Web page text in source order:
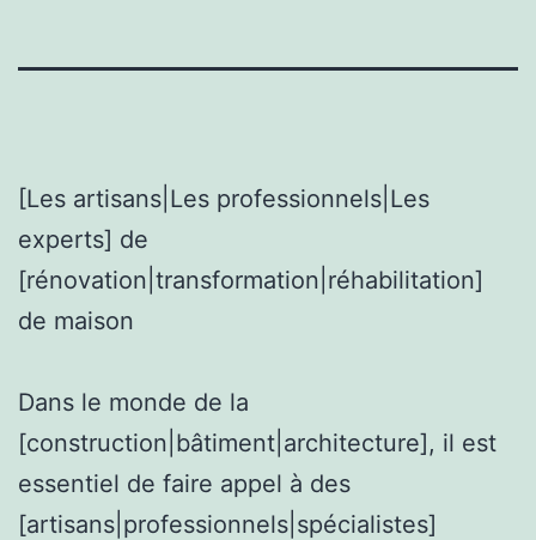
[Les artisans|Les professionnels|Les
experts] de
[rénovation|transformation|réhabilitation]
de maison
Dans le monde de la
[construction|bâtiment|architecture], il est
essentiel de faire appel à des
[artisans|professionnels|spécialistes]